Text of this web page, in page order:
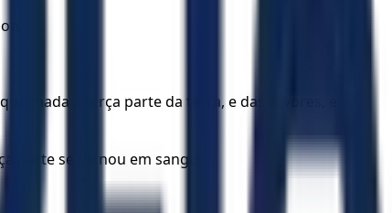
a terça parte da terra, e das árvores, e
parte se tornou em sangue,